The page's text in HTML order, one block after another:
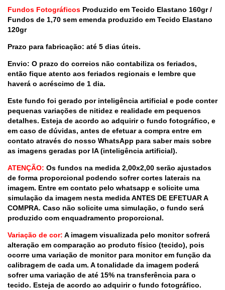
Fundos Fotográficos Produzido em Tecido Elastano 160gr /
Fundos de 1,70 sem emenda produzido em Tecido Elastano
120gr
Prazo para fabricação: até 5 dias úteis.
Envio: O prazo do correios não contabiliza os feriados,
então fique atento aos feriados regionais e lembre que
haverá o acréscimo de 1 dia.
Este fundo foi gerado por inteligência artificial e pode conter
pequenas variações de nitidez e realidade em pequenos
detalhes. Esteja de acordo ao adquirir o fundo fotográfico, e
em caso de dúvidas, antes de efetuar a compra entre em
contato através do nosso WhatsApp para saber mais sobre
as imagens geradas por IA (inteligência artificial).
ATENÇÃO: Os fundos na medida 2,00x2,00 serão ajustados
de forma proporcional podendo sofrer cortes laterais na
imagem. Entre em contato pelo whatsapp e solicite uma
simulação da imagem nesta medida ANTES DE EFETUAR A
COMPRA. Caso não solicite uma simulação, o fundo será
produzido com enquadramento proporcional.
Variação de cor: A imagem visualizada pelo monitor sofrerá
alteração em comparação ao produto físico (tecido), pois
ocorre uma variação de monitor para monitor em função da
calibragem de cada um. A tonalidade da imagem poderá
sofrer uma variação de até 15% na transferência para o
tecido. Esteja de acordo ao adquirir o fundo fotográfico.